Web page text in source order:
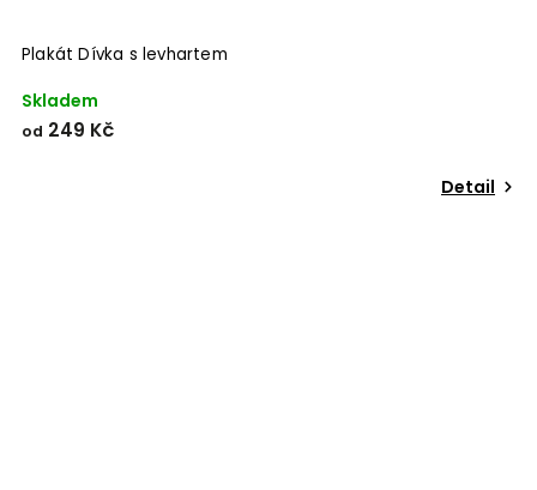
Plakát Dívka s levhartem
Skladem
od 249 Kč
Detail